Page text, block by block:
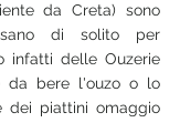
da Creta) sono
di solito per
infatti delle Ouzerie
da bere l'ouzo o lo
dei piattini omaggio